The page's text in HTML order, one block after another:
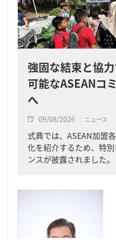
強固な結束と協
可能なASEANコ
へ
09/08/2026 ニュース
式典では、ASEAN加盟
化を紹介するため、特
ンスが披露されました。